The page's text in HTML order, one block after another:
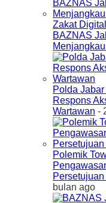
Zakat
BAZNAS
Polda
Respons
Wartawan -
Polemik
bulan ago